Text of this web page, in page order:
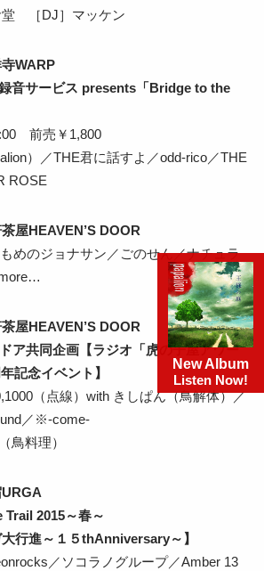
堂 ［DJ］マッケン
WARP
音サービス presents「Bridge to the
前売￥1,800
）／THE君に話すよ／odd-rico／THE
ROSE
屋HEAVEN’S DOOR
もめのジョナサン／ごのせん／ナチュラ
屋HEAVEN’S DOOR
ア共同企画【ラジオ「虎の子屋アワー
記念イベント】
（点線）with きしぱん（鳥解体）／
／※-come-
鳥料理）
2015～春～
行進～１５thAnniversary～】
／ソコラノグループ／Amber 13
New Album
Listen Now!